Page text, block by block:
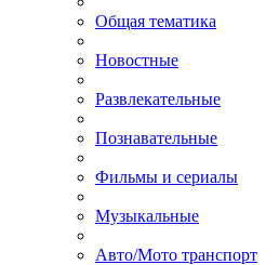
Общая тематика
Новостные
Развлекательные
Познавательные
Фильмы и сериалы
Музыкальные
Авто/Мото транспорт